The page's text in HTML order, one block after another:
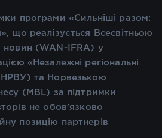
програми «Сильніші разом:
що реалізується Всесвітньою
новин (WAN-IFRA) у
«Незалежні регіональні
та Норвезькою
(MBL) за підтримки
не обов’язково
позицію партнерів